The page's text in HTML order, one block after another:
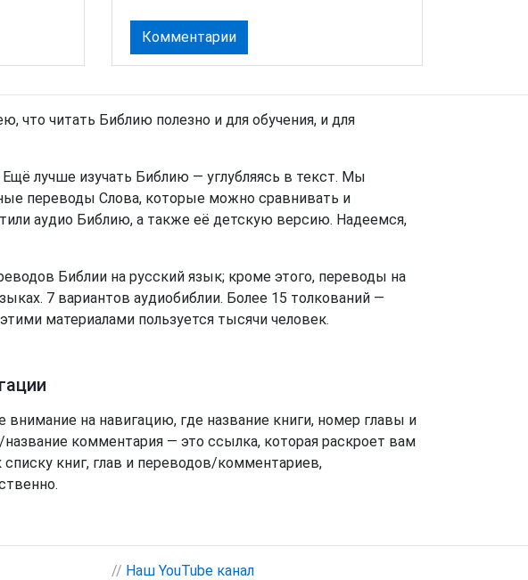
Комментарии
что читать Библию полезно и для обучения, и для
лучше изучать Библию — углубляясь в текст. Мы
переводы Слова, которые можно сравнивать и
аудио Библию, а также её детскую версию. Надеемся,
Библии на русский язык; кроме этого, переводы на
7 вариантов аудиобиблии. Более 15 толкований —
материалами пользуется тысячи человек.
внимание на навигацию, где название книги, номер главы и
комментария — это ссылка, которая раскроет вам
списку книг, глав и переводов/комментариев,
// Наш YouTube канал